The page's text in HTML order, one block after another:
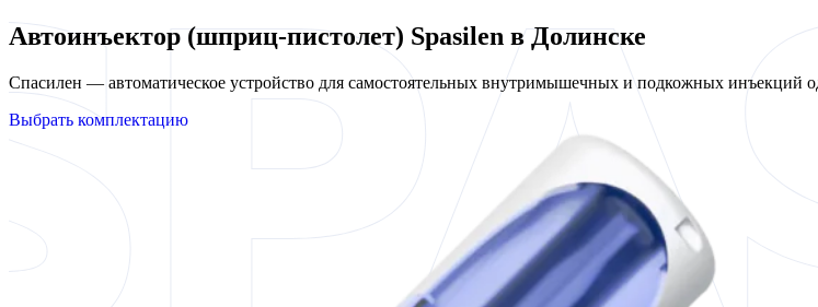
Автоинъектор (шприц-пистолет) Spasilen в Долинске
Спасилен — автоматическое устройство для самостоятельных внутримышечных и подкожных
Выбрать комплектацию